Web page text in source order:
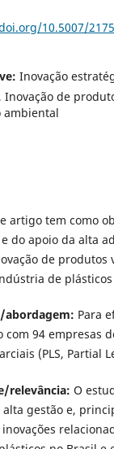
10.5007/
Inovação
Inovação de
ambiental
artigo tem como
do apoio da alta
de produtos
de
abordagem: Para
com 94 empresas
(PLS, Partial
relevância: O
gestão e,